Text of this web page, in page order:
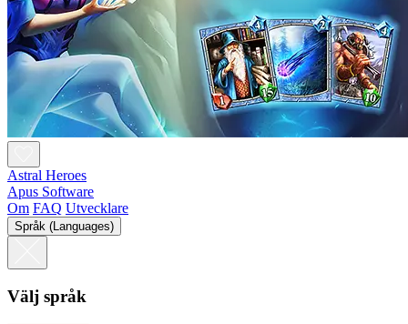
Astral Heroes
Apus Software
Om FAQ Utvecklare
Språk (Languages)
Välj språk